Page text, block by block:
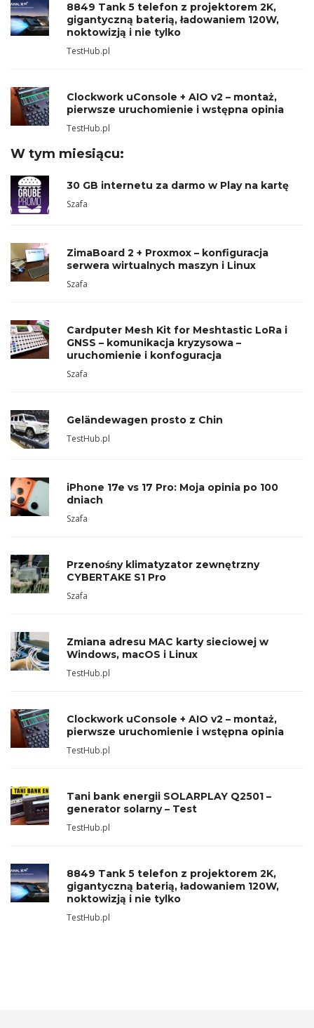
8849 Tank 5 telefon z projektorem 2K,
gigantyczną baterią, ładowaniem 120W,
noktowizją i nie tylko
TestHub.pl
Clockwork uConsole + AIO v2 – montaż,
pierwsze uruchomienie i wstępna opinia
TestHub.pl
W tym miesiącu:
30 GB internetu za darmo w Play na kartę
Szafa
ZimaBoard 2 + Proxmox – konfiguracja
serwera wirtualnych maszyn i Linux
Szafa
Cardputer Mesh Kit for Meshtastic LoRa i
GNSS – komunikacja kryzysowa –
uruchomienie i konfoguracja
Szafa
Geländewagen prosto z Chin
TestHub.pl
iPhone 17e vs 17 Pro: Moja opinia po 100
dniach
Szafa
Przenośny klimatyzator zewnętrzny
CYBERTAKE S1 Pro
Szafa
Zmiana adresu MAC karty sieciowej w
Windows, macOS i Linux
TestHub.pl
Clockwork uConsole + AIO v2 – montaż,
pierwsze uruchomienie i wstępna opinia
TestHub.pl
Tani bank energii SOLARPLAY Q2501 –
generator solarny – Test
TestHub.pl
8849 Tank 5 telefon z projektorem 2K,
gigantyczną baterią, ładowaniem 120W,
noktowizją i nie tylko
TestHub.pl